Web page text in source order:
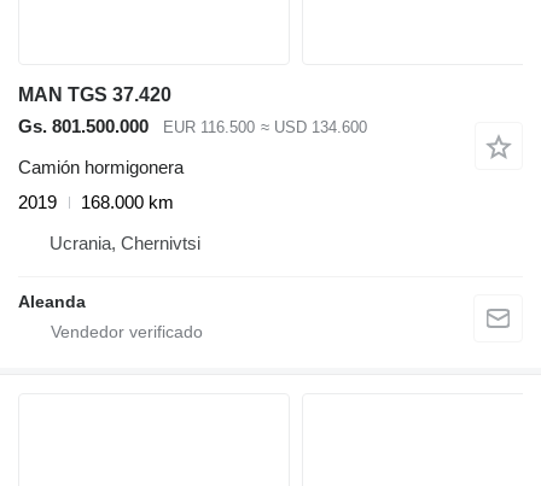
MAN TGS 37.420
Gs. 801.500.000
EUR 116.500 ≈ USD 134.600
Camión hormigonera
2019
168.000 km
Ucrania, Chernivtsi
Aleanda